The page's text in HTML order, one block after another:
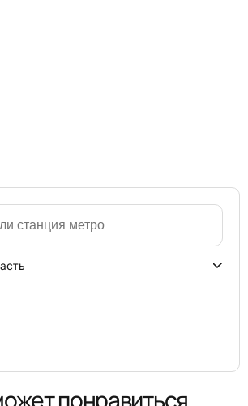
понравиться